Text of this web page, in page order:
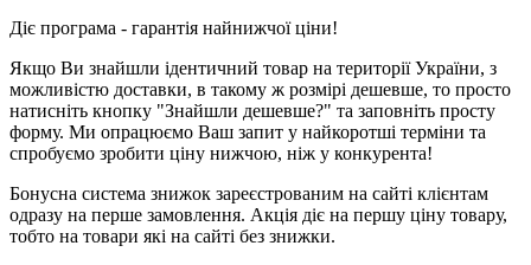
Діє програма - гарантія найнижчої ціни!
Якщо Ви знайшли ідентичний товар на території України, з
можливістю доставки, в такому ж розмірі дешевше, то просто
натисніть кнопку "Знайшли дешевше?" та заповніть просту
форму. Ми опрацюємо Ваш запит у найкоротші терміни та
спробуємо зробити ціну нижчою, ніж у конкурента!
Бонусна система знижок зареєстрованим на сайті клієнтам
одразу на перше замовлення. Акція діє на першу ціну товару,
тобто на товари які на сайті без знижки.